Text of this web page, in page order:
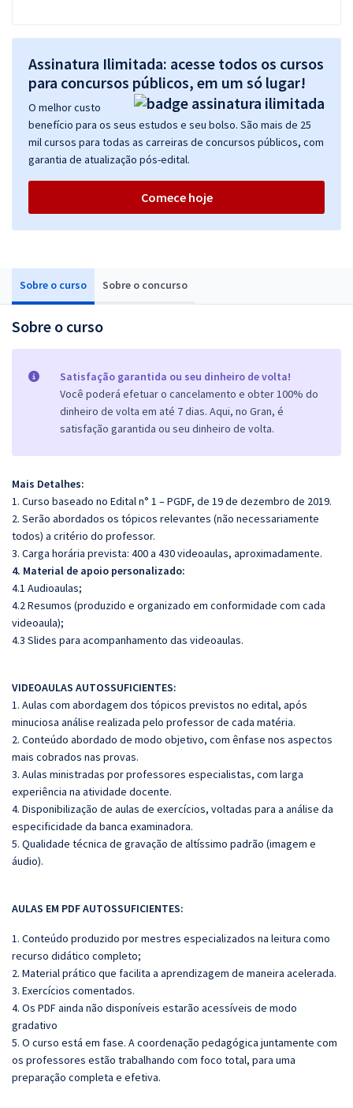
Sobre o curso Sobre o concurso
Sobre o curso
Satisfação garantida ou seu dinheiro de volta!
Você poderá efetuar o cancelamento e obter 100% do
dinheiro de volta em até 7 dias. Aqui, no Gran, é
satisfação garantida ou seu dinheiro de volta.
Mais Detalhes:
1. Curso baseado no Edital n° 1 – PGDF, de 19 de dezembro de 2019.
2. Serão abordados os tópicos relevantes (não necessariamente
todos) a critério do professor.
3. Carga horária prevista: 400 a 430 videoaulas, aproximadamente.
4. Material de apoio personalizado:
4.1 Audioaulas;
4.2 Resumos (produzido e organizado em conformidade com cada
videoaula);
4.3 Slides para acompanhamento das videoaulas.
VIDEOAULAS AUTOSSUFICIENTES:
1. Aulas com abordagem dos tópicos previstos no edital, após
minuciosa análise realizada pelo professor de cada matéria.
2. Conteúdo abordado de modo objetivo, com ênfase nos aspectos
mais cobrados nas provas.
3. Aulas ministradas por professores especialistas, com larga
experiência na atividade docente.
4. Disponibilização de aulas de exercícios, voltadas para a análise da
especificidade da banca examinadora.
5. Qualidade técnica de gravação de altíssimo padrão (imagem e
áudio).
AULAS EM PDF AUTOSSUFICIENTES:
1. Conteúdo produzido por mestres especializados na leitura como
recurso didático completo;
2. Material prático que facilita a aprendizagem de maneira acelerada.
3. Exercícios comentados.
4. Os PDF ainda não disponíveis estarão acessíveis de modo
gradativo
5. O curso está em fase. A coordenação pedagógica juntamente com
os professores estão trabalhando com foco total, para uma
preparação completa e efetiva.
Assinatura Ilimitada: acesse todos os cursos
para concursos públicos, em um só lugar!
O melhor custo
benefício para os seus estudos e seu bolso. São mais de 25
mil cursos para todas as carreiras de concursos públicos, com
garantia de atualização pós-edital.
Comece hoje